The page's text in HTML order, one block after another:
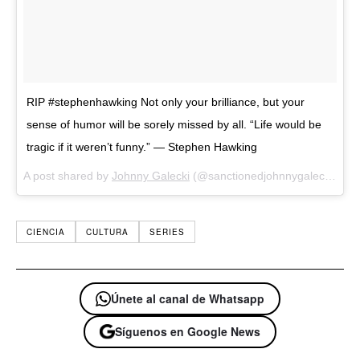
RIP #stephenhawking Not only your brilliance, but your
sense of humor will be sorely missed by all. “Life would be
tragic if it weren’t funny.” — Stephen Hawking
A post shared by Johnny Galecki (@sanctionedjohnnygalecki) on
CIENCIA CULTURA SERIES
Únete al canal de Whatsapp
Síguenos en Google News